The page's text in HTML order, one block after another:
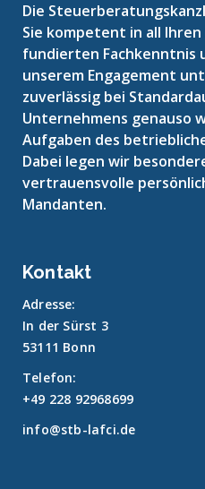
Die
Sie kompetent in all
fundierten Fachkenntnis
unserem Engagement
zuverlässig bei
Unternehmens genauso
Aufgaben des
Dabei legen wir
vertrauensvolle
Mandanten.
Kontakt
Adresse:
In der Sürst 3
53111 Bonn
Telefon:
+49 228 92968699
info@stb-lafci.de